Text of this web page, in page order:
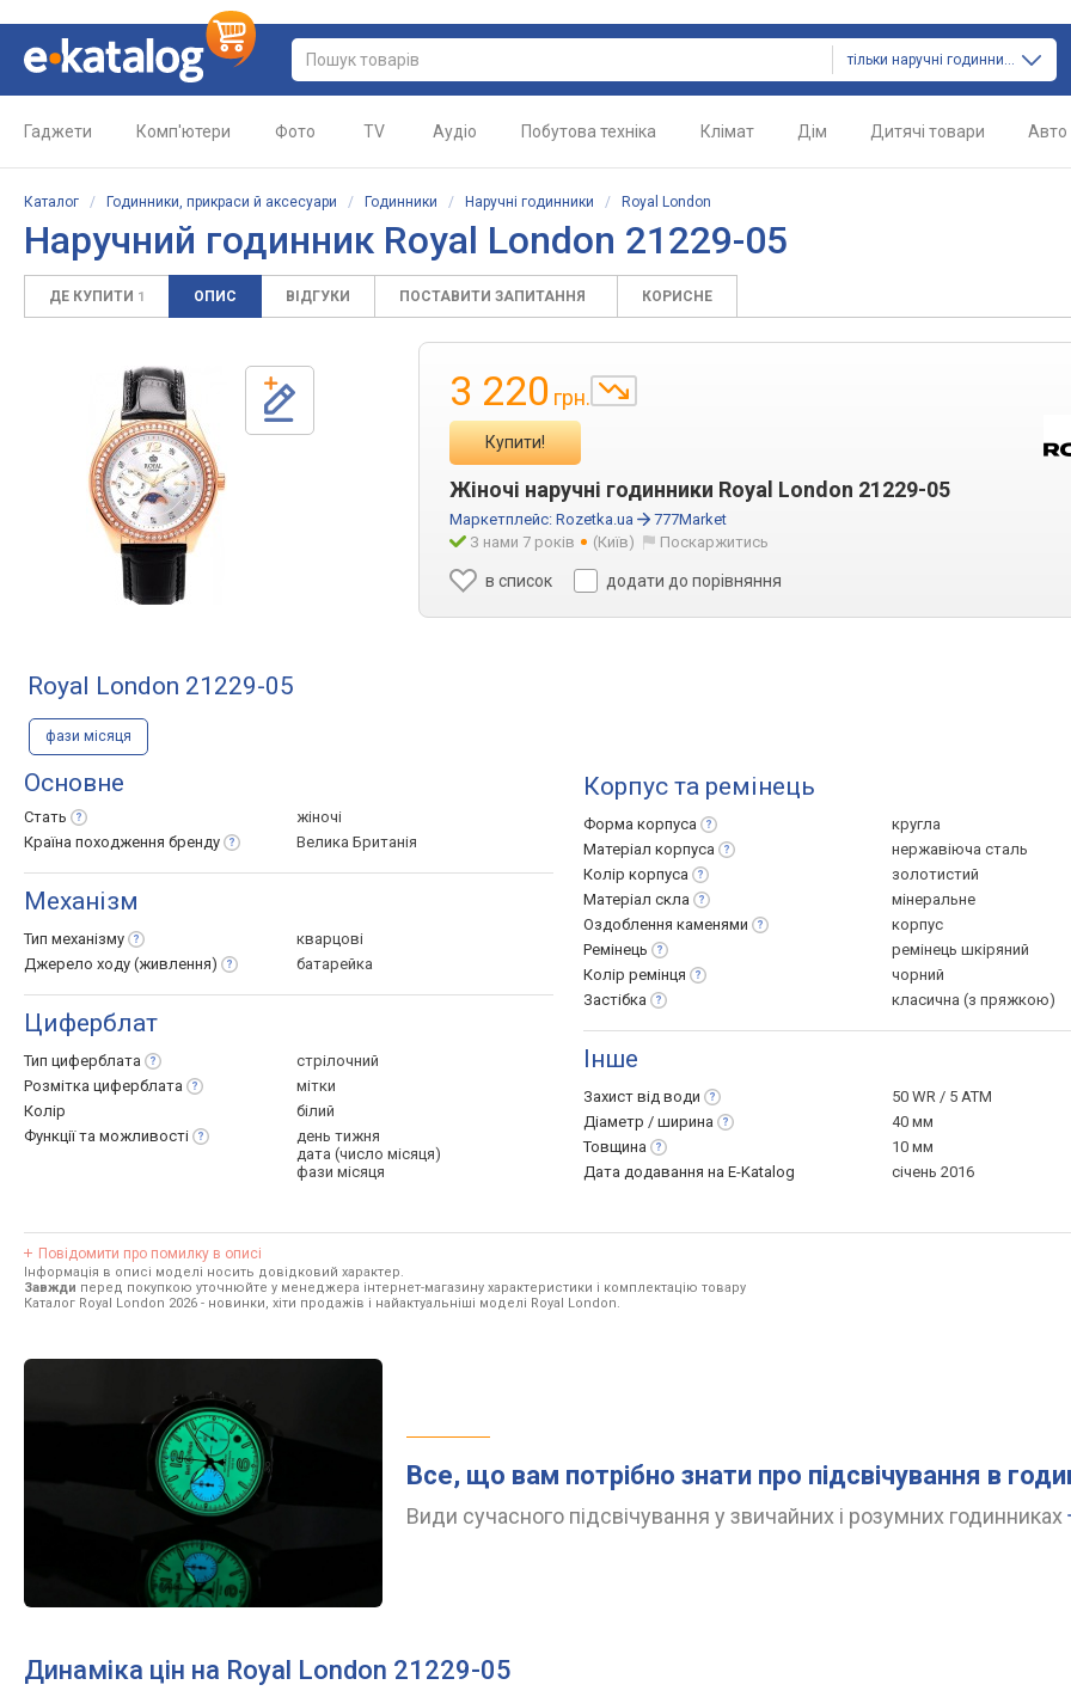
тільки наручні годинники
Гаджети Комп'ютери Фото TV Аудіо Побутова техніка Клімат Дім Дитячі товари Авто
Каталог / Годинники, прикраси й аксесуари / Годинники / Наручні годинники / Royal London
Наручний годинник Royal London 21229-05
ДЕ КУПИТИ 1 ОПИС ВІДГУКИ ПОСТАВИТИ ЗАПИТАННЯ КОРИСНЕ
3 220 грн.
Купити!
Жіночі наручні годинники Royal London 21229-05
Маркетплейс: Rozetka.ua
777Market
З нами 7 років
(Київ) Поскаржитись
в список додати до порівняння
Royal London 21229-05
фази місяця
Основне
Стать
жіночі
Країна походження бренду Велика Британія
Механізм
Тип механізму
кварцові
Джерело ходу (живлення) батарейка
Циферблат
Тип циферблата
стрілочний
Розмітка циферблата
мітки
Колір
білий
Функції та можливості
день тижня
дата (число місяця)
фази місяця
Корпус та ремінець
Форма корпуса
кругла
Матеріал корпуса
нержавіюча сталь
Колір корпуса
золотистий
Матеріал скла
мінеральне
Оздоблення каменями
корпус
Ремінець
ремінець шкіряний
Колір ремінця
чорний
Застібка
класична (з пряжкою)
Інше
Захист від води
50 WR / 5 ATM
Діаметр / ширина
40 мм
Товщина
10 мм
Дата додавання на E-Katalog
січень 2016
Повідомити про помилку в описі
Інформація в описі моделі носить довідковий характер.
Завжди перед покупкою уточнюйте у менеджера інтернет-магазину характеристики і комплектацію товару
Каталог Royal London 2026 - новинки, хіти продажів і найактуальніші моделі Royal London.
Все, що вам потрібно знати про підсвічування в
Види сучасного підсвічування у звичайних і розумних годинниках
Динаміка цін на Royal London 21229-05